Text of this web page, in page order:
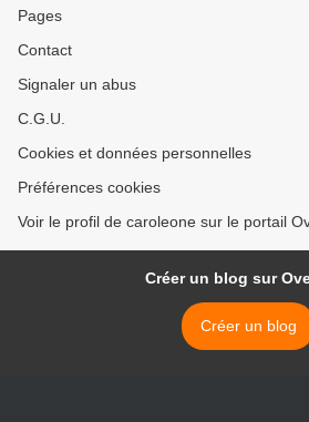
Pages
Contact
Signaler un abus
C.G.U.
Cookies et données personnelles
Préférences cookies
Voir le profil de caroleone sur le portail
Créer un blog sur
Créer un blog